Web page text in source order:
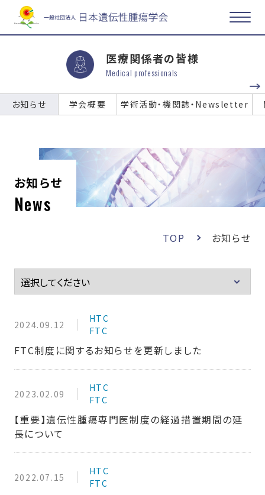
医療関係者の皆様
Medical professionals
お知らせ 学会概要 学術活動・機関誌・Newsletter
お知らせ
News
TOP お知らせ
2024.09.12
HTC
FTC
FTC制度に関するお知らせを更新しました
2023.02.09
HTC
FTC
【重要】遺伝性腫瘍専門医制度の経過措置期間の延
長について
2022.07.15
HTC
FTC